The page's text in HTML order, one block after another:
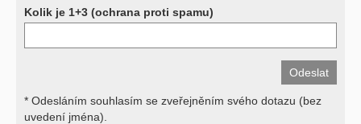
Kolik je 1+3 (ochrana proti spamu)
* Odesláním souhlasím se zveřejněním svého dotazu (bez
uvedení jména).